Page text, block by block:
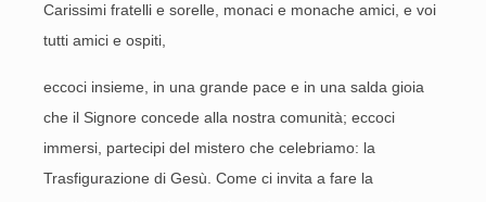
Carissimi fratelli e sorelle, monaci e monache amici, e voi
tutti amici e ospiti,
eccoci insieme, in una grande pace e in una salda gioia
che il Signore concede alla nostra comunità; eccoci
immersi, partecipi del mistero che celebriamo: la
Trasfigurazione di Gesù. Come ci invita a fare la